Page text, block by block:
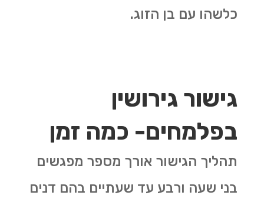
כלשהו עם בן הזוג.
גישור גירושין
בפלמחים- כמה זמן
תהליך הגישור אורך מספר מפגשים
בני שעה ורבע עד שעתיים בהם דנים